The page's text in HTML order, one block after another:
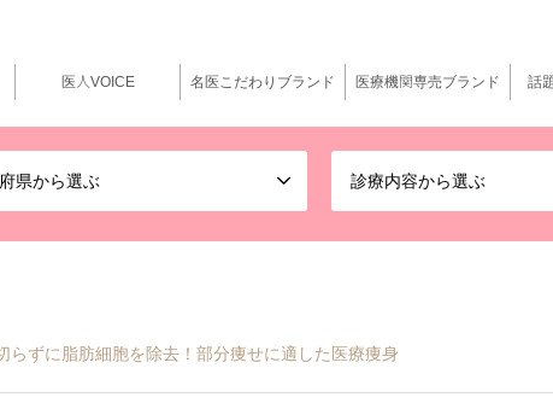
県から選ぶ 診療内容から選ぶ
医人VOICE 名医こだわりブランド 医療機関専売ブランド 話
ずに脂肪細胞を除去！部分痩せに適した医療痩身